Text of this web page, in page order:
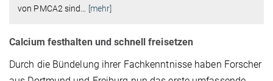
von PMCA2 sind
[mehr]
Calcium festhalten und schnell freisetzen
Durch die Bündelung ihrer Fachkenntnisse haben Forscher